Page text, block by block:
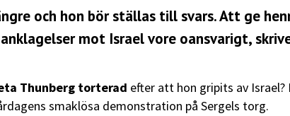
och hon bör ställas till svars. Att ge
mot Israel vore oansvarigt,
Thunberg torterad efter att hon gripits av
smaklösa demonstration på Sergels torg.